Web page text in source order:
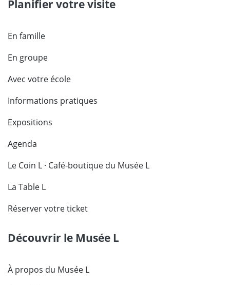
Planifier votre visite
En famille
En groupe
Avec votre école
Informations pratiques
Expositions
Agenda
Le Coin L · Café-boutique du Musée L
La Table L
Réserver votre ticket
Découvrir le Musée L
À propos du Musée L